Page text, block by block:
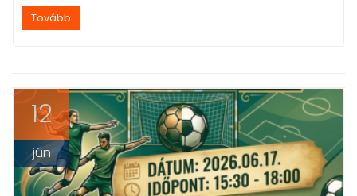
Tovább
12
jún